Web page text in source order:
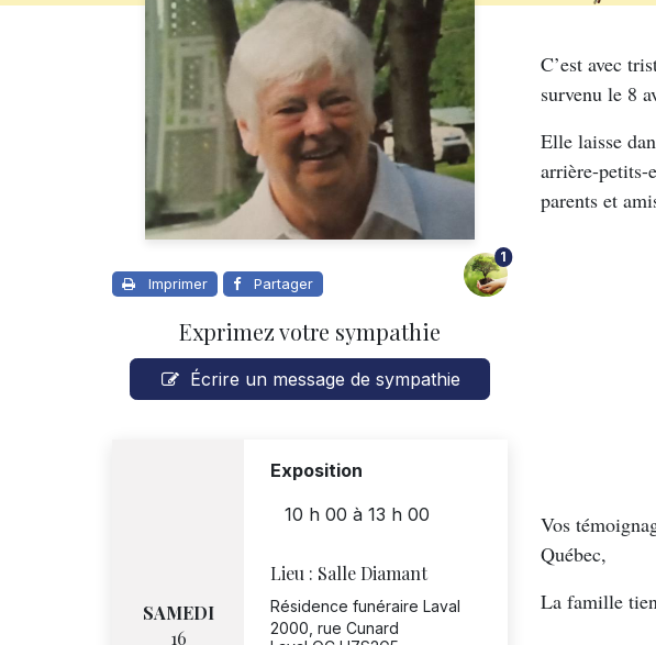
Imprimer Partager
1
Exprimez votre sympathie
Écrire un message de sympathie
SAMEDI
16
Exposition
10 h 00 à 13 h 00
Lieu : Salle Diamant
Résidence funéraire Laval
2000, rue Cunard
C’est avec
survenu le 8
Elle laisse
arrière-petits-
parents et
Vos
Québec,
La famille